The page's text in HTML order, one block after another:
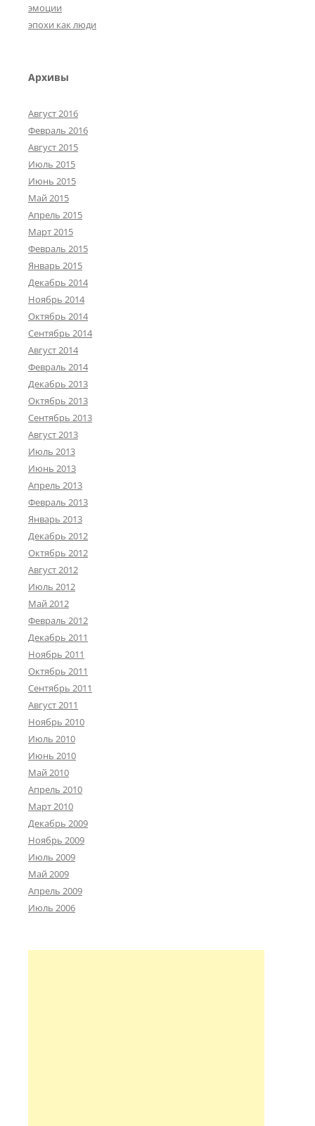
эмоции
эпохи как люди
Архивы
Август 2016
Февраль 2016
Август 2015
Июль 2015
Июнь 2015
Май 2015
Апрель 2015
Март 2015
Февраль 2015
Январь 2015
Декабрь 2014
Ноябрь 2014
Октябрь 2014
Сентябрь 2014
Август 2014
Февраль 2014
Декабрь 2013
Октябрь 2013
Сентябрь 2013
Август 2013
Июль 2013
Июнь 2013
Апрель 2013
Февраль 2013
Январь 2013
Декабрь 2012
Октябрь 2012
Август 2012
Июль 2012
Май 2012
Февраль 2012
Декабрь 2011
Ноябрь 2011
Октябрь 2011
Сентябрь 2011
Август 2011
Ноябрь 2010
Июль 2010
Июнь 2010
Май 2010
Апрель 2010
Март 2010
Декабрь 2009
Ноябрь 2009
Июль 2009
Май 2009
Апрель 2009
Июль 2006